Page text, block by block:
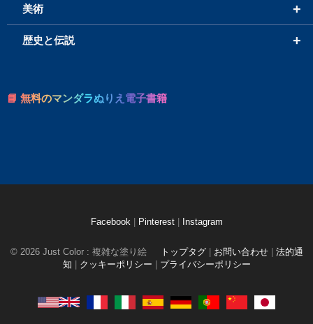
+
美術
+
歴史と伝説
📘 無料のマンダラぬりえ電子書籍
Facebook Pinterest Instagram
© 2026 Just Color : 複雑な塗り絵 トップタグ お問い合わせ
法的通
知
クッキーポリシー プライバシーポリシー